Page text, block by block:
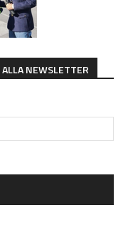
NEWSLETTER